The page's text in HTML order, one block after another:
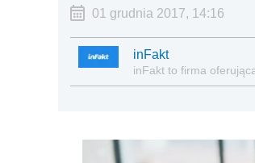
01 grudnia 2017, 14:16
inFakt
inFakt to firma